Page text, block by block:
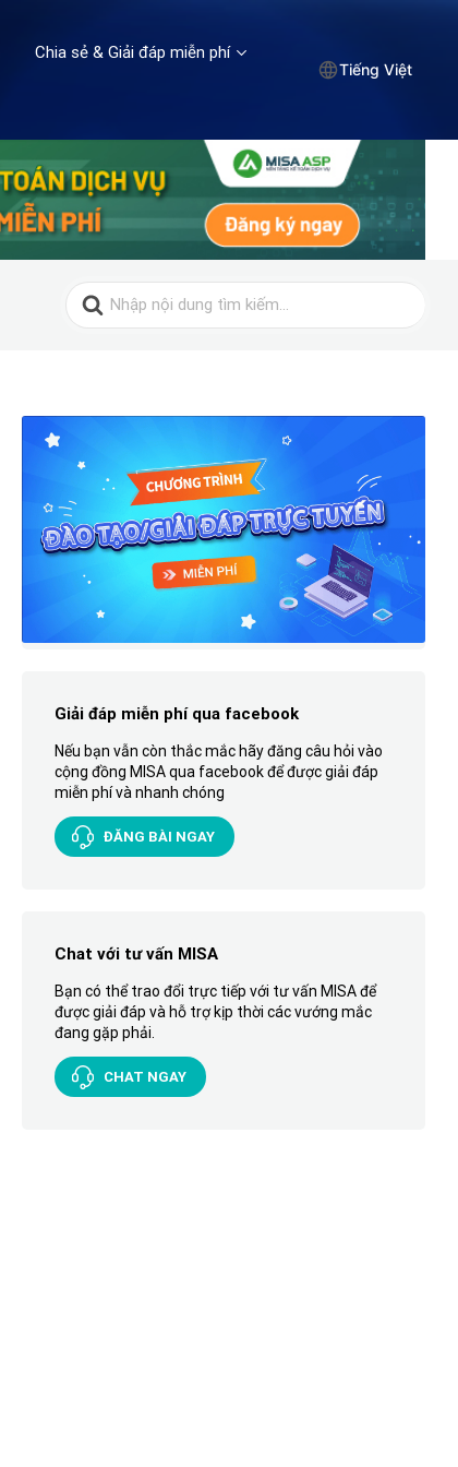
Chia sẻ & Giải đáp miễn phí
Tiếng Việt
Search
for:
Giải đáp miễn phí qua facebook
Nếu bạn vẫn còn thắc mắc hãy đăng câu hỏi vào
cộng đồng MISA qua facebook để được giải đáp
miễn phí và nhanh chóng
ĐĂNG BÀI NGAY
Chat với tư vấn MISA
Bạn có thể trao đổi trực tiếp với tư vấn MISA để
được giải đáp và hỗ trợ kịp thời các vướng mắc
đang gặp phải.
CHAT NGAY